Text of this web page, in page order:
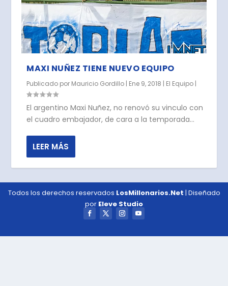
MAXI NUÑEZ TIENE NUEVO EQUIPO
Publicado por Mauricio Gordillo | Ene 9, 2018 | El Equipo |
El argentino Maxi Nuñez, no renovó su vinculo con
el cuadro embajador, de cara a la temporada...
LEER MÁS
Todos los derechos reservados LosMillonarios.Net | Diseñado
por Eleve Studio